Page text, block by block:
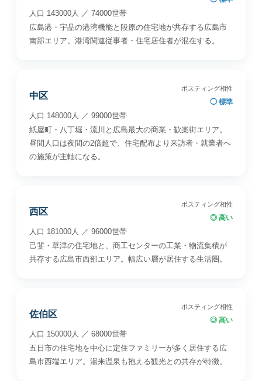
人口 143000人 ／ 74000世帯
広島港・宇品の港湾機能と段原の住宅地が共存する広島市
南部エリア。港湾関連従事者・住宅居住者が混在する。
中区
ポスティング相性
◯ 標準
人口 148000人 ／ 99000世帯
紙屋町・八丁堀・流川と広島最大の商業・歓楽街エリア。
昼間人口は夜間の2倍超で、住宅配布より来訪者・就業者へ
の施策が主軸になる。
西区
ポスティング相性
◎ 高い
人口 181000人 ／ 96000世帯
己斐・草津の住宅地と、商工センターの工業・物流集積が
共存する広島市西部エリア。幅広い層が居住する生活圏。
佐伯区
ポスティング相性
◎ 高い
人口 150000人 ／ 68000世帯
五日市の住宅地を中心に定住ファミリーが多く居住する広
島市西端エリア。湯来温泉も抱える観光との共存が特徴。